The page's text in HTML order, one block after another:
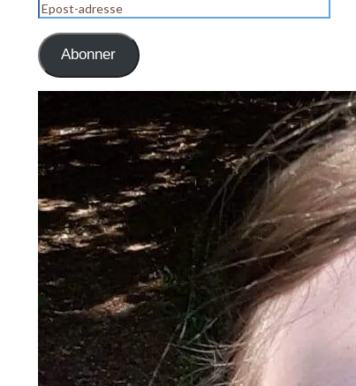
Epost-
adresse
Abonner